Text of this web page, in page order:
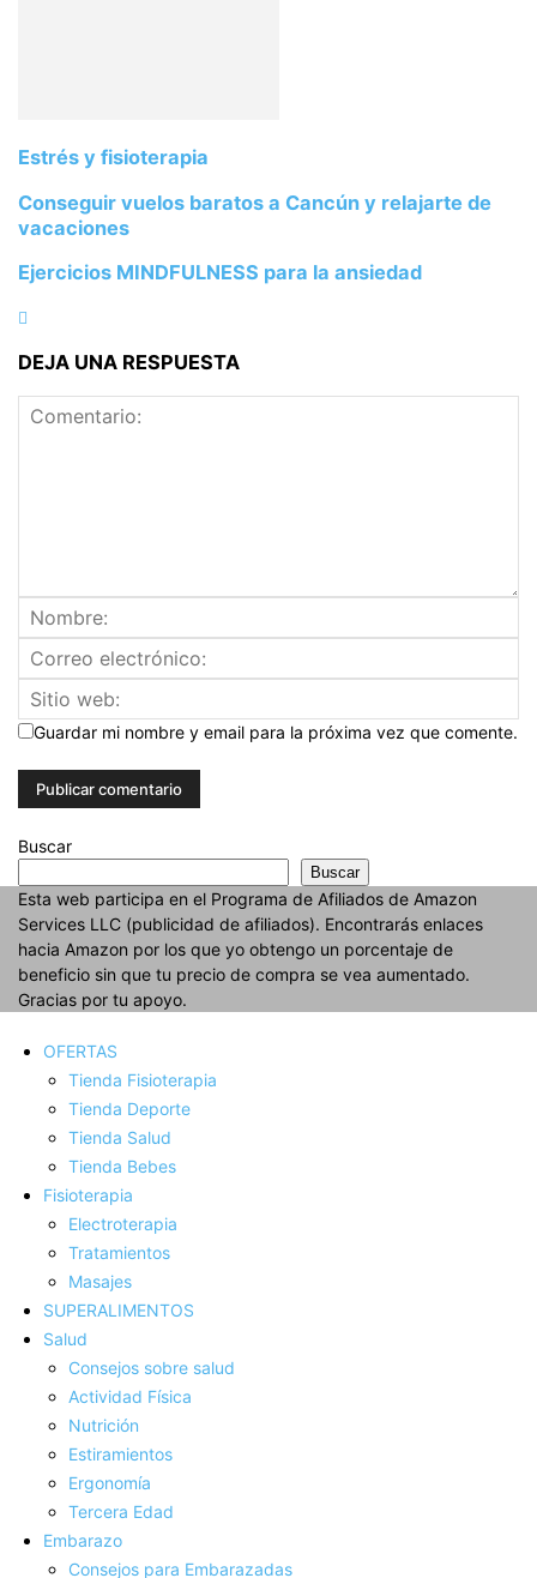
Estrés y fisioterapia
Conseguir vuelos baratos a Cancún y relajarte de
vacaciones
Ejercicios MINDFULNESS para la ansiedad
DEJA UNA RESPUESTA
Guardar mi nombre y email para la próxima vez que comente.
Buscar
Buscar
Esta web participa en el Programa de Afiliados de Amazon
Services LLC (publicidad de afiliados). Encontrarás enlaces
hacia Amazon por los que yo obtengo un porcentaje de
beneficio sin que tu precio de compra se vea aumentado.
Gracias por tu apoyo.
OFERTAS
Tienda Fisioterapia
Tienda Deporte
Tienda Salud
Tienda Bebes
Fisioterapia
Electroterapia
Tratamientos
Masajes
SUPERALIMENTOS
Salud
Consejos sobre salud
Actividad Fí­sica
Nutrición
Estiramientos
Ergonomí­a
Tercera Edad
Embarazo
Consejos para Embarazadas